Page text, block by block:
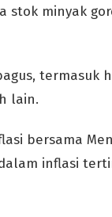
stok minyak
termasuk
lain.
bersama
inflasi